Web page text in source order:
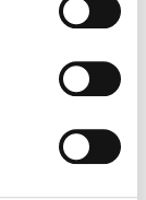
Stiahnuť
Stiahnuť